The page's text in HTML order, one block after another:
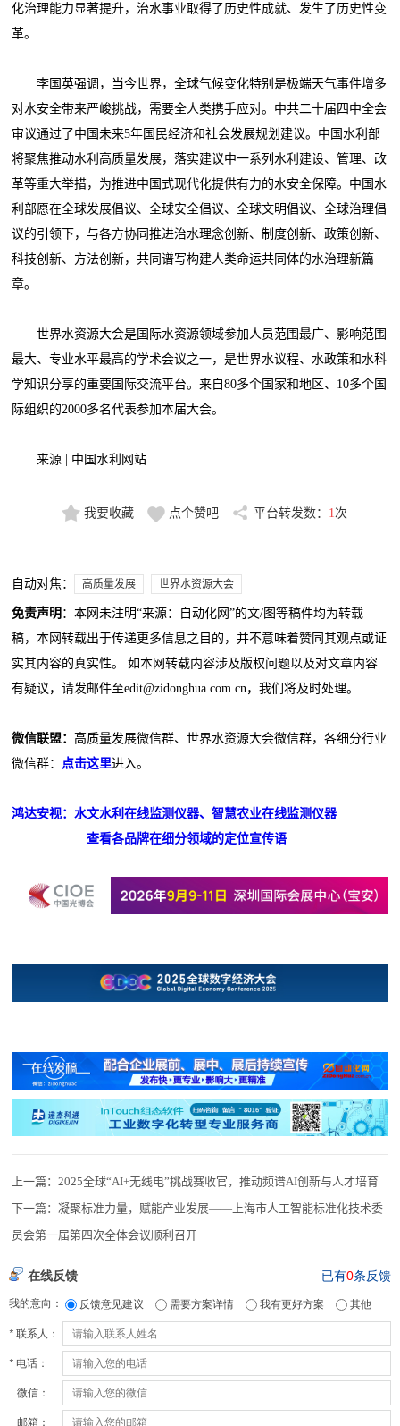
化治理能力显著提升，治水事业取得了历史性成就、发生了历史性变
革。
李国英强调，当今世界，全球气候变化特别是极端天气事件增多
对水安全带来严峻挑战，需要全人类携手应对。中共二十届四中全会
审议通过了中国未来5年国民经济和社会发展规划建议。中国水利部
将聚焦推动水利高质量发展，落实建议中一系列水利建设、管理、改
革等重大举措，为推进中国式现代化提供有力的水安全保障。中国水
利部愿在全球发展倡议、全球安全倡议、全球文明倡议、全球治理倡
议的引领下，与各方协同推进治水理念创新、制度创新、政策创新、
科技创新、方法创新，共同谱写构建人类命运共同体的水治理新篇
章。
世界水资源大会是国际水资源领域参加人员范围最广、影响范围
最大、专业水平最高的学术会议之一，是世界水议程、水政策和水科
学知识分享的重要国际交流平台。来自80多个国家和地区、10多个国
际组织的2000多名代表参加本届大会。
来源 | 中国水利网站
我要收藏 点个赞吧 平台转发数： 1 次
自动对焦： 高质量发展 世界水资源大会
免责声明 ：本网未注明“来源：自动化网”的文/图等稿件均为转载
稿，本网转载出于传递更多信息之目的，并不意味着赞同其观点或证
实其内容的真实性。 如本网转载内容涉及版权问题以及对文章内容
有疑议，请发邮件至edit@zidonghua.com.cn，我们将及时处理。
微信联盟：高质量发展微信群、世界水资源大会微信群，各细分行业
微信群：
点击这里进入。
鸿达安视：水文水利在线监测仪器、智慧农业在线监测仪器
查看各品牌在细分领域的定位宣传语
上一篇：2025全球“AI+无线电”挑战赛收官，推动频谱AI创新与人才培育
下一篇：凝聚标准力量，赋能产业发展——上海市人工智能标准化技术委
员会第一届第四次全体会议顺利召开